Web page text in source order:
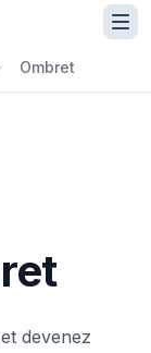
Ombret
devenez